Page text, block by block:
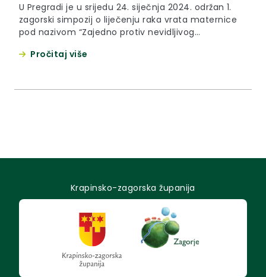
U Pregradi je u srijedu 24. siječnja 2024. održan 1.
zagorski simpozij o liječenju raka vrata maternice
pod nazivom “Zajedno protiv nevidljivog
povijesti” s ciljem podizanja svijesti o ovoj važnoj
Pročitaj više
Krapinsko-zagorska županija